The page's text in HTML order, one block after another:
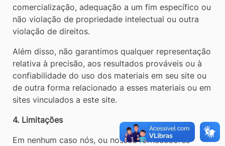
comercialização, adequação a um fim específico ou
não violação de propriedade intelectual ou outra
violação de direitos.
Além disso, não garantimos qualquer representação
relativa à precisão, aos resultados prováveis ​​ou à
confiabilidade do uso dos materiais em seu site ou
de outra forma relacionado a esses materiais ou em
sites vinculados a este site.
4. Limitações
Em nenhum caso nós, ou nossos fornecedores